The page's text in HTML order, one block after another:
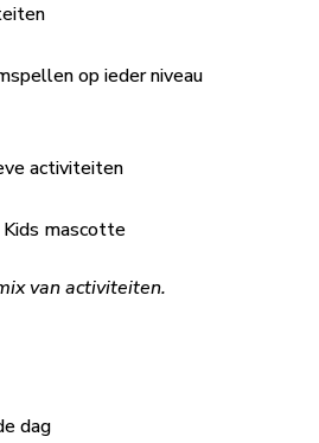
op ieder niveau
activiteiten
Kids mascotte
van activiteiten.
dag